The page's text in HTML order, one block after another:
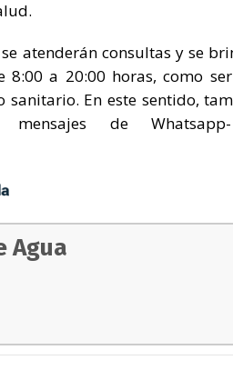
atenderán consultas y se
8:00 a 20:00 horas, como
En este sentido,
mensajes de
Agua